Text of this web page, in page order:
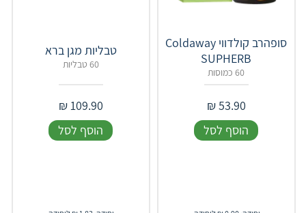
סופהרב קולדווי Coldaway
SUPHERB
60 כמוסות
53.90
₪
הוסף לסל
‎טבליות‎ ‎מגן‎ ‎ברא
60 טבליות
109.90
₪
הוסף לסל